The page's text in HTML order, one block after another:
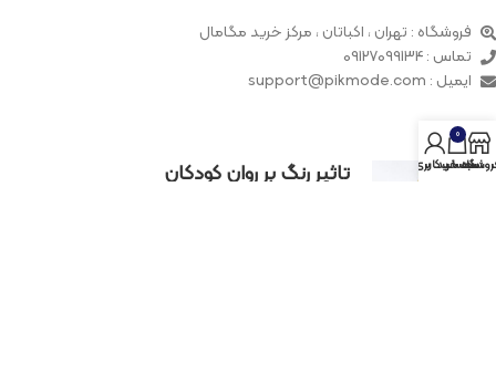
فروشگاه : تهران ، اکباتان ، مرکز خرید مگامال
تماس : 09127099134
ایمیل : support@pikmode.com
تاثیر رنگ بر روان کودکان
0
سبد خرید
حساب کاربری من